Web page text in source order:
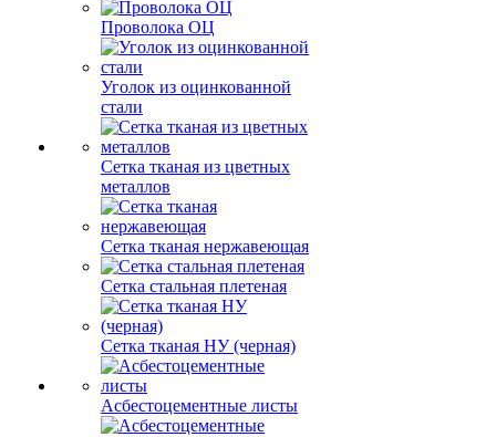
Проволока ОЦ
Уголок из оцинкованной
стали
Сетка тканая из цветных
металлов
Сетка тканая нержавеющая
Сетка стальная плетеная
Сетка тканая НУ (черная)
Асбестоцементные листы